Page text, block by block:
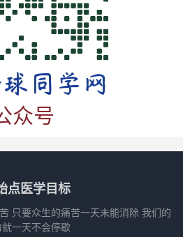
点医学目标
只要众生的痛苦一天未能消除 我们的
一天不会停歇